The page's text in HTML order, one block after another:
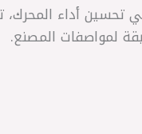
أداء المحرك،
لمواصفات المصنع.